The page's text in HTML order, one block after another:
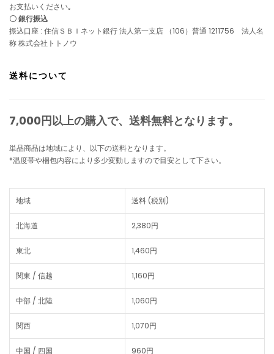
お支払いください｡
〇 銀行振込
振込口座 : 住信ＳＢＩネット銀行 法人第一支店 （106）普通 1211756 法人名
称 株式会社トトノウ
送料について
7,000円以上の購入で、 送料無料となります。
単品商品は地域により、以下の送料となります。
*温度帯や梱包内容により多少変動しますので目安として下さい。
地域 送料 (税別)
北海道 2,380円
東北 1,460円
関東 / 信越 1,160円
中部 / 北陸 1,060円
関西 1,070円
中国 / 四国 960円